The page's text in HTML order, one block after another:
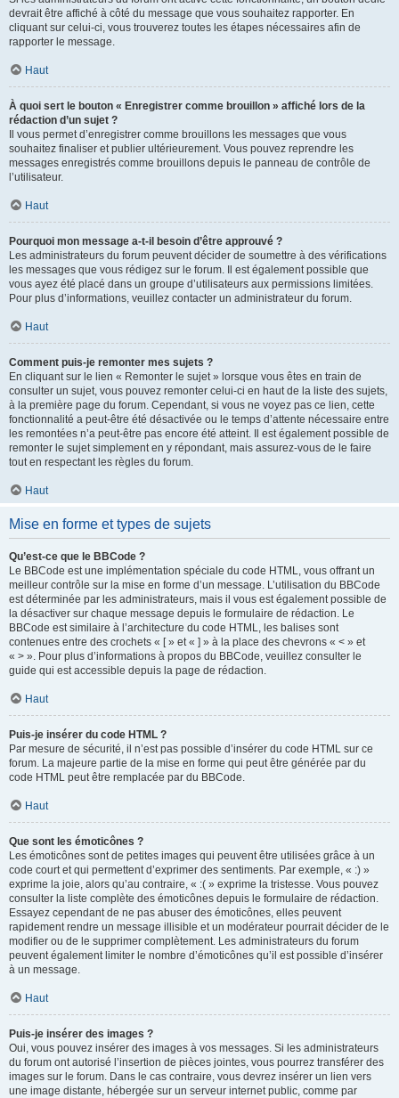
devrait être affiché à côté du message que vous souhaitez rapporter. En
cliquant sur celui-ci, vous trouverez toutes les étapes nécessaires afin de
rapporter le message.
Haut
À quoi sert le bouton « Enregistrer comme brouillon » affiché lors de la
rédaction d’un sujet ?
Il vous permet d’enregistrer comme brouillons les messages que vous
souhaitez finaliser et publier ultérieurement. Vous pouvez reprendre les
messages enregistrés comme brouillons depuis le panneau de contrôle de
l’utilisateur.
Haut
Pourquoi mon message a-t-il besoin d’être approuvé ?
Les administrateurs du forum peuvent décider de soumettre à des vérifications
les messages que vous rédigez sur le forum. Il est également possible que
vous ayez été placé dans un groupe d’utilisateurs aux permissions limitées.
Pour plus d’informations, veuillez contacter un administrateur du forum.
Haut
Comment puis-je remonter mes sujets ?
En cliquant sur le lien « Remonter le sujet » lorsque vous êtes en train de
consulter un sujet, vous pouvez remonter celui-ci en haut de la liste des sujets,
à la première page du forum. Cependant, si vous ne voyez pas ce lien, cette
fonctionnalité a peut-être été désactivée ou le temps d’attente nécessaire entre
les remontées n’a peut-être pas encore été atteint. Il est également possible de
remonter le sujet simplement en y répondant, mais assurez-vous de le faire
tout en respectant les règles du forum.
Haut
Mise en forme et types de sujets
Qu’est-ce que le BBCode ?
Le BBCode est une implémentation spéciale du code HTML, vous offrant un
meilleur contrôle sur la mise en forme d’un message. L’utilisation du BBCode
est déterminée par les administrateurs, mais il vous est également possible de
la désactiver sur chaque message depuis le formulaire de rédaction. Le
BBCode est similaire à l’architecture du code HTML, les balises sont
contenues entre des crochets « [ » et « ] » à la place des chevrons « < » et
« > ». Pour plus d’informations à propos du BBCode, veuillez consulter le
guide qui est accessible depuis la page de rédaction.
Haut
Puis-je insérer du code HTML ?
Par mesure de sécurité, il n’est pas possible d’insérer du code HTML sur ce
forum. La majeure partie de la mise en forme qui peut être générée par du
code HTML peut être remplacée par du BBCode.
Haut
Que sont les émoticônes ?
Les émoticônes sont de petites images qui peuvent être utilisées grâce à un
code court et qui permettent d’exprimer des sentiments. Par exemple, « :) »
exprime la joie, alors qu’au contraire, « :( » exprime la tristesse. Vous pouvez
consulter la liste complète des émoticônes depuis le formulaire de rédaction.
Essayez cependant de ne pas abuser des émoticônes, elles peuvent
rapidement rendre un message illisible et un modérateur pourrait décider de le
modifier ou de le supprimer complètement. Les administrateurs du forum
peuvent également limiter le nombre d’émoticônes qu’il est possible d’insérer
à un message.
Haut
Puis-je insérer des images ?
Oui, vous pouvez insérer des images à vos messages. Si les administrateurs
du forum ont autorisé l’insertion de pièces jointes, vous pourrez transférer des
images sur le forum. Dans le cas contraire, vous devrez insérer un lien vers
une image distante, hébergée sur un serveur internet public, comme par